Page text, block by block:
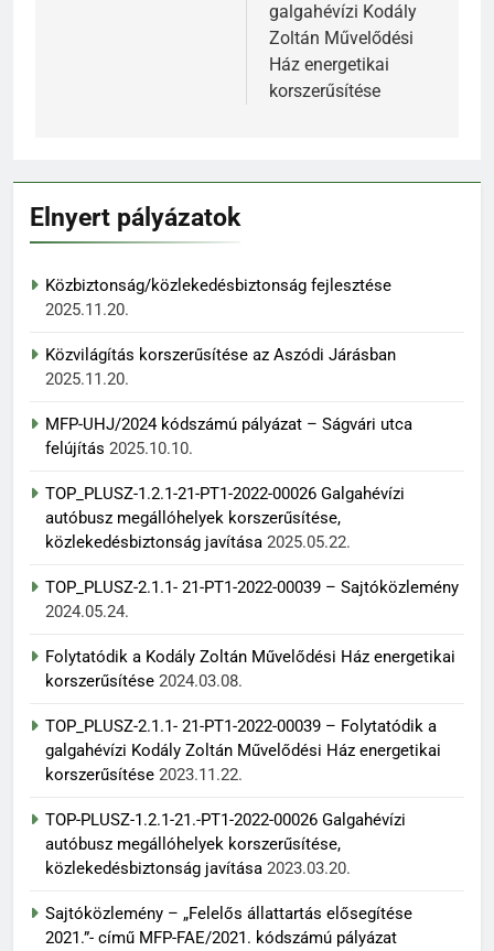
galgahévízi Kodály
Zoltán Művelődési
Ház energetikai
korszerűsítése
Elnyert pályázatok
Közbiztonság/közlekedésbiztonság fejlesztése
2025.11.20.
Közvilágítás korszerűsítése az Aszódi Járásban
2025.11.20.
MFP-UHJ/2024 kódszámú pályázat – Ságvári utca
felújítás 2025.10.10.
TOP_PLUSZ-1.2.1-21-PT1-2022-00026 Galgahévízi
autóbusz megállóhelyek korszerűsítése,
közlekedésbiztonság javítása 2025.05.22.
TOP_PLUSZ-2.1.1- 21-PT1-2022-00039 – Sajtóközlemény
2024.05.24.
Folytatódik a Kodály Zoltán Művelődési Ház energetikai
korszerűsítése 2024.03.08.
TOP_PLUSZ-2.1.1- 21-PT1-2022-00039 – Folytatódik a
galgahévízi Kodály Zoltán Művelődési Ház energetikai
korszerűsítése 2023.11.22.
TOP-PLUSZ-1.2.1-21.-PT1-2022-00026 Galgahévízi
autóbusz megállóhelyek korszerűsítése,
közlekedésbiztonság javítása 2023.03.20.
Sajtóközlemény – „Felelős állattartás elősegítése
2021.”- című MFP-FAE/2021. kódszámú pályázat